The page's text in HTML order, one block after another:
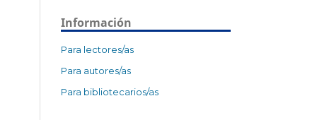
Información
Para lectores/as
Para autores/as
Para bibliotecarios/as